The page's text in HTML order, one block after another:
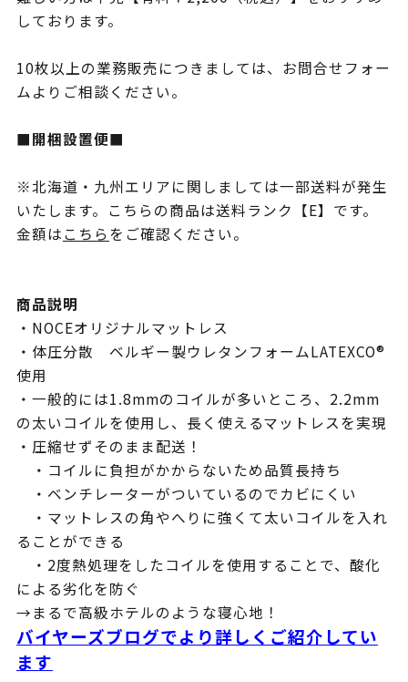
しております。
10枚以上の業務販売につきましては、お問合せフォー
ムよりご相談ください。
■開梱設置便■
※北海道・九州エリアに関しましては一部送料が発生
いたします。こちらの商品は送料ランク【E】です。
金額はこちらをご確認ください。
商品説明
・NOCEオリジナルマットレス
・体圧分散 ベルギー製ウレタンフォームLATEXCO®
使用
・一般的には1.8mmのコイルが多いところ、2.2mm
の太いコイルを使用し、長く使えるマットレスを実現
・圧縮せずそのまま配送！
・コイルに負担がかからないため品質長持ち
・ベンチレーターがついているのでカビにくい
・マットレスの角やへりに強くて太いコイルを入れ
ることができる
・2度熱処理をしたコイルを使用することで、酸化
による劣化を防ぐ
→まるで高級ホテルのような寝心地！
バイヤーズブログでより詳しくご紹介してい
ます